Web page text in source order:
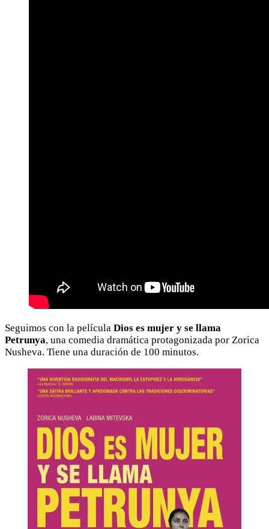
Seguimos con la película Dios es mujer y se llama
Petrunya, una comedia dramática protagonizada por Zorica
Nusheva. Tiene una duración de 100 minutos.